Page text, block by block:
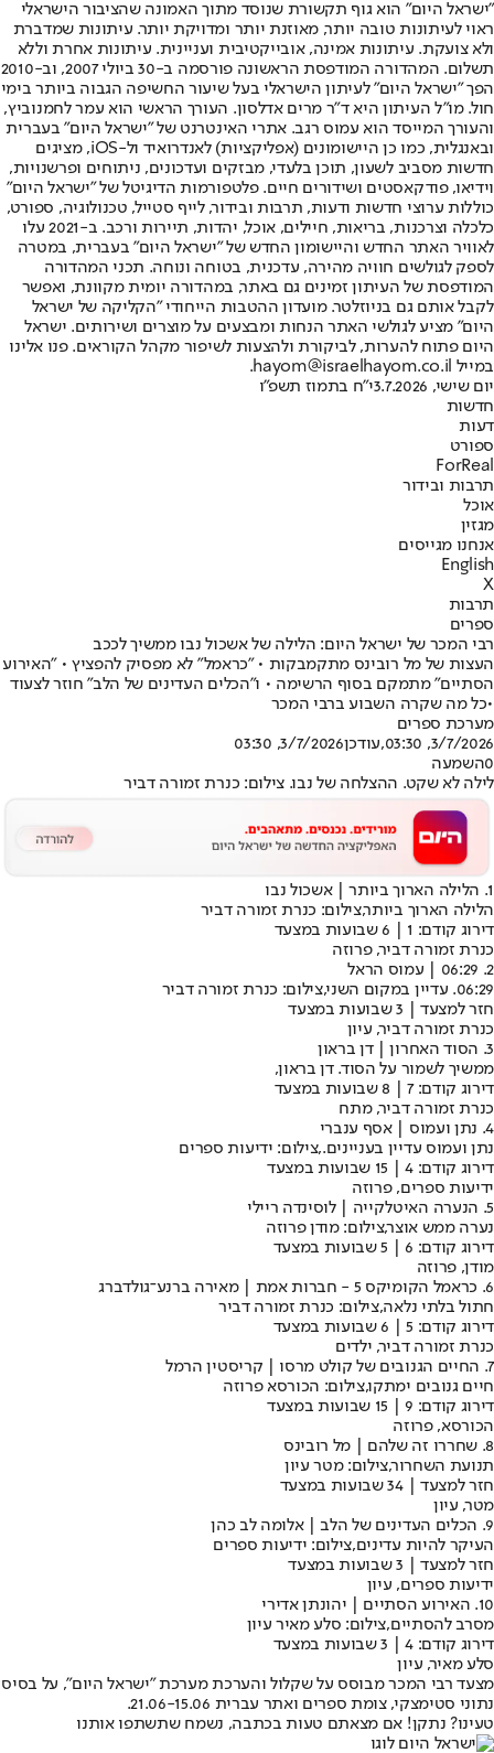
"ישראל היום" הוא גוף תקשורת שנוסד מתוך האמונה שהציבור הישראלי
ראוי לעיתונות טובה יותר, מאוזנת יותר ומדויקת יותר. עיתונות שמדברת
ולא צועקת. עיתונות אמינה, אובייקטיבית ועניינית. עיתונות אחרת וללא
תשלום. המהדורה המודפסת הראשונה פורסמה ב-30 ביולי 2007, וב-2010
הפך "ישראל היום" לעיתון הישראלי בעל שיעור החשיפה הגבוה ביותר בימי
חול. מו"ל העיתון היא ד"ר מרים אדלסון. העורך הראשי הוא עמר לחמנוביץ,
והעורך המייסד הוא עמוס רגב. אתרי האינטרנט של "ישראל היום" בעברית
ובאנגלית, כמו כן היישומונים (אפליקציות) לאנדרואיד ול-iOS, מציגים
חדשות מסביב לשעון, תוכן בלעדי, מבזקים ועדכונים, ניתוחים ופרשנויות,
וידיאו, פודקאסטים ושידורים חיים. פלטפורמות הדיגיטל של "ישראל היום"
כוללות ערוצי חדשות ודעות, תרבות ובידור, לייף סטייל, טכנולוגיה, ספורט,
כלכלה וצרכנות, בריאות, חיילים, אוכל, יהדות, תיירות ורכב. ב-2021 עלו
לאוויר האתר החדש והיישומון החדש של "ישראל היום" בעברית, במטרה
לספק לגולשים חוויה מהירה, עדכנית, בטוחה ונוחה. תכני המהדורה
המודפסת של העיתון זמינים גם באתר, במהדורה יומית מקוונת, ואפשר
לקבל אותם גם בניוזלטר. מועדון ההטבות הייחודי "הקליקה של ישראל
היום" מציע לגולשי האתר הנחות ומבצעים על מוצרים ושירותים. ישראל
היום פתוח להערות, לביקורת ולהצעות לשיפור מקהל הקוראים. פנו אלינו
במייל hayom@israelhayom.co.il.
יום שישי, 3.7.2026
י"ח בתמוז תשפ"ו
חדשות
דעות
ספורט
ForReal
תרבות ובידור
אוכל
מגזין
אנחנו מגייסים
English
X
תרבות
ספרים
רבי המכר של ישראל היום: הלילה של אשכול נבו ממשיך לככב
העצות של מל רובינס מתקמבקות • "כראמל" לא מפסיק להפציץ • "האירוע
הסתיים" מתמקם בסוף הרשימה • ו"הכלים העדינים של הלב" חוזר לצעוד
•כל מה שקרה השבוע ברבי המכר
מערכת ספרים
3/7/2026, 03:30
,עודכן3/7/2026, 03:30
0השמעה
לילה לא שקט. ההצלחה של נבו. צילום: כנרת זמורה דביר
1. הלילה הארוך ביותר | אשכול נבו
הלילה הארוך ביותר,צילום: כנרת זמורה דביר
דירוג קודם: 1 | 6 שבועות במצעד
כנרת זמורה דביר, פרוזה
2. 06:29 | עמוס הראל
06:29. עדיין במקום השני,צילום: כנרת זמורה דביר
חזר למצעד | 3 שבועות במצעד
כנרת זמורה דביר, עיון
3. הסוד האחרון | דן בראון
ממשיך לשמור על הסוד. דן בראון,
דירוג קודם: 7 | 8 שבועות במצעד
כנרת זמורה דביר, מתח
4. נתן ועמוס | אסף ענברי
נתן ועמוס עדיין בעניינים.,צילום: ידיעות ספרים
דירוג קודם: 4 | 15 שבועות במצעד
ידיעות ספרים, פרוזה
5. הנערה האיטלקייה | לוסינדה ריילי
נערה ממש אוצר,צילום: מודן פרוזה
דירוג קודם: 6 | 5 שבועות במצעד
מודן, פרוזה
6. כראמל הקומיקס 5 - חברות אמת | מאירה ברנע־גולדברג
חתול בלתי נלאה,צילום: כנרת זמורה דביר
דירוג קודם: 5 | 6 שבועות במצעד
כנרת זמורה דביר, ילדים
7. החיים הגנובים של קולט מרסו | קריסטין הרמל
חיים גנובים ימתקו,צילום: הכורסא פרוזה
דירוג קודם: 9 | 15 שבועות במצעד
הכורסא, פרוזה
8. שחררו זה שלהם | מל רובינס
תנועת השחרור,צילום: מטר עיון
חזר למצעד | 34 שבועות במצעד
מטר, עיון
9. הכלים העדינים של הלב | אלומה לב כהן
העיקר להיות עדינים,צילום: ידיעות ספרים
חזר למצעד | 3 שבועות במצעד
ידיעות ספרים, עיון
10. האירוע הסתיים | יהונתן אדירי
מסרב להסתיים,צילום: סלע מאיר עיון
דירוג קודם: 4 | 3 שבועות במצעד
סלע מאיר, עיון
מצעד רבי המכר מבוסס על שקלול והערכת מערכת "ישראל היום", על בסיס
נתוני סטימצקי, צומת ספרים ואתר עברית 21.06-15.06.
טעינו? נתקן! אם מצאתם טעות בכתבה, נשמח שתשתפו אותנו